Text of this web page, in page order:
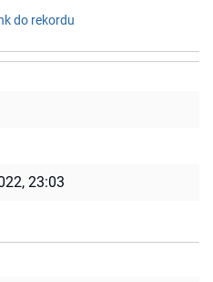
do rekordu
23:03